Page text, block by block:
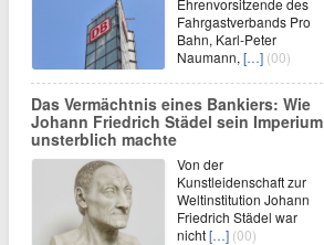
Ehrenvorsitzende des
Fahrgastverbands Pro
Bahn, Karl-Peter
Naumann, […] (00)
Das Vermächtnis eines Bankiers: Wie
Johann Friedrich Städel sein Imperium
unsterblich machte
Von der
Kunstleidenschaft zur
Weltinstitution Johann
Friedrich Städel war
nicht[…] (00)